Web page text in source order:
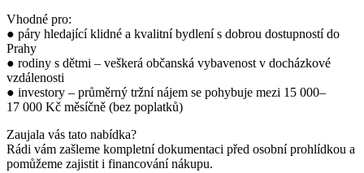
Vhodné pro:
● páry hledající klidné a kvalitní bydlení s dobrou dostupností do
Prahy
● rodiny s dětmi – veškerá občanská vybavenost v docházkové
vzdálenosti
● investory – průměrný tržní nájem se pohybuje mezi 15 000–
17 000 Kč měsíčně (bez poplatků)
Zaujala vás tato nabídka?
Rádi vám zašleme kompletní dokumentaci před osobní prohlídkou a
pomůžeme zajistit i financování nákupu.